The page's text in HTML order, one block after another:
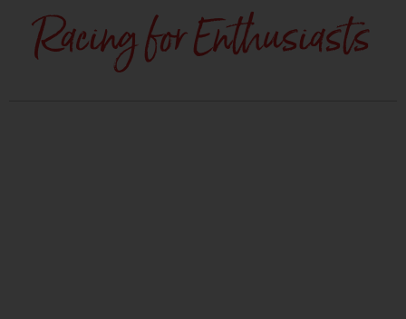
Racing for Enthusiasts